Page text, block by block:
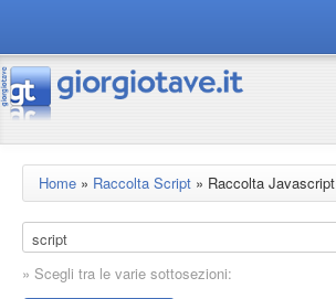
connect gt
risorse
Home » Raccolta Script » Raccolta Javascript
» Scegli tra le varie sottosezioni: